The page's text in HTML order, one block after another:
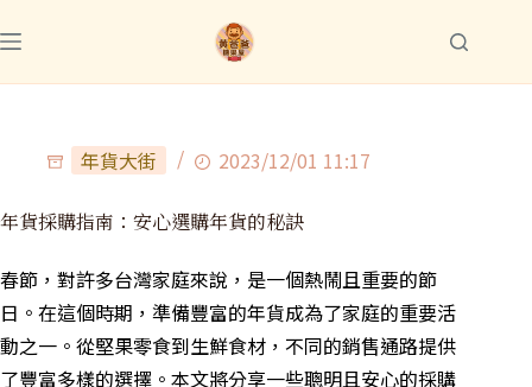
年貨大街 2023/12/01 11:17
年貨採購指南：安心選購年貨的秘訣
春節，對許多台灣家庭來說，是一個熱鬧且重要的節
日。在這個時期，準備豐富的年貨成為了家庭的重要活
動之一。從堅果零食到生鮮食材，不同的銷售通路提供
了豐富多樣的選擇。本文將分享一些聰明且安心的採購